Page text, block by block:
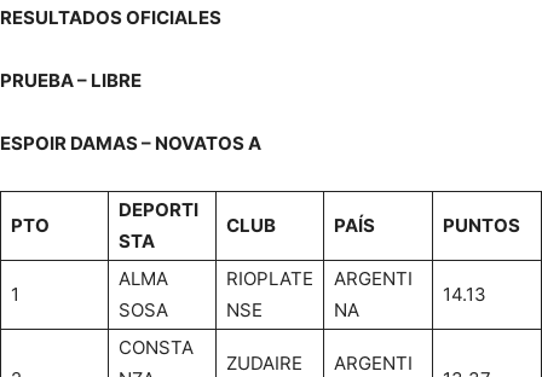
RESULTADOS OFICIALES
PRUEBA – LIBRE
ESPOIR DAMAS – NOVATOS A
PTO
DEPORTI
STA
CLUB PAÍS PUNTOS
1
ALMA
SOSA
RIOPLATE
NSE
ARGENTI
NA
14.13
CONSTA
ZUDAIRE
ARGENTI